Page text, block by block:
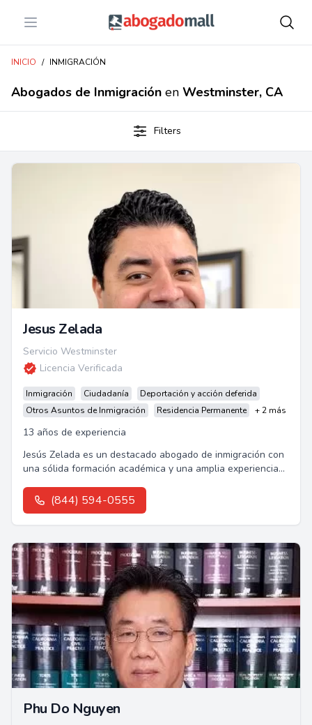
Open menu Abogadomall
INICIO / INMIGRACIÓN
Abogados de Inmigración en Westminster, CA
Filters
Jesus Zelada
Servicio Westminster
Licencia Verificada
Inmigración Ciudadanía
Deportación y acción deferida
Otros Asuntos de Inmigración
Residencia Permanente + 2 más
13 años de experiencia
Jesús Zelada es un destacado abogado de inmigración con
una sólida formación académica y una amplia experiencia
(844) 594-0555
Phu Do Nguyen